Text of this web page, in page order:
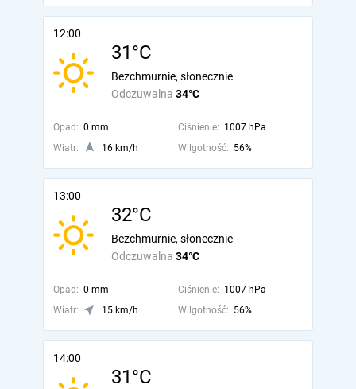
12:00
31°C
Odczuwalna 34°C
Bezchmurnie, słonecznie
Opad: 0 mm Ciśnienie: 1007 hPa
Wiatr:
16 km/h Wilgotność: 56%
13:00
32°C
Odczuwalna 34°C
Bezchmurnie, słonecznie
Opad: 0 mm Ciśnienie: 1007 hPa
Wiatr:
15 km/h Wilgotność: 56%
14:00
31°C